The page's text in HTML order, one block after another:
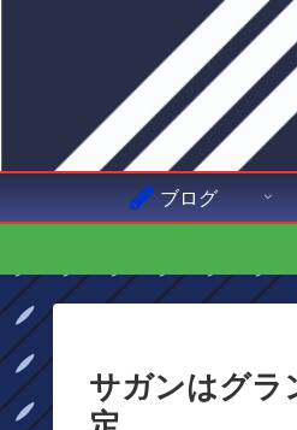
ブログ
サガンはグラ